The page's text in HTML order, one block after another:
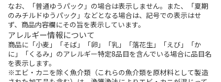
なお、「普通ゆうパック」の場合は表示しません。また、「夏期
のみチルドゆうパック」などとなる場合は、記号での表示はせ
ず、商品内容欄にその旨を表示しています。
アレルギー情報について
商品に「小麦」「そば」「卵」「乳」「落花生」「えび」「か
に」「くるみ」のアレルギー特定8品目を含んでいる場合に品目名
を表示します。
※エビ・カニを除く魚介類（これらの魚介類を原材料として製造